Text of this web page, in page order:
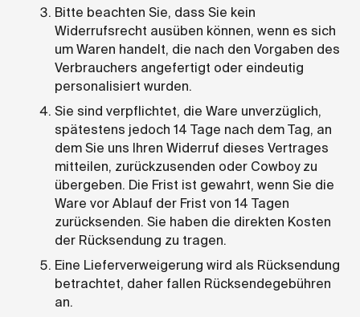
Bitte beachten Sie, dass Sie kein
Widerrufsrecht ausüben können, wenn es sich
um Waren handelt, die nach den Vorgaben des
Verbrauchers angefertigt oder eindeutig
personalisiert wurden.
Sie sind verpflichtet, die Ware unverzüglich,
spätestens jedoch 14 Tage nach dem Tag, an
dem Sie uns Ihren Widerruf dieses Vertrages
mitteilen, zurückzusenden oder Cowboy zu
übergeben. Die Frist ist gewahrt, wenn Sie die
Ware vor Ablauf der Frist von 14 Tagen
zurücksenden. Sie haben die direkten Kosten
der Rücksendung zu tragen.
Eine Lieferverweigerung wird als Rücksendung
betrachtet, daher fallen Rücksendegebühren
an.